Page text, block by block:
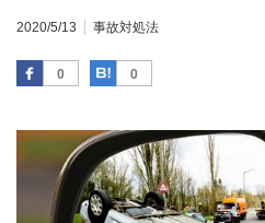
2020/5/13 事故対処法
0
Facebook 0
はてなブックマーク